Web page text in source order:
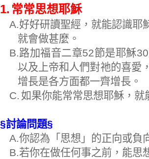
1. 常常思想耶穌
A.好好研讀聖經，就能認識耶
就會做甚麼。
B.路加福音二章52節是耶穌30
以及上帝和人們對祂的喜愛
增長是各方面都一齊增長。
C. 如果你能常常思想耶穌，就
§討論問題§
A.你認為「思想」的正向或負
B.若你在做任何事之前，能思